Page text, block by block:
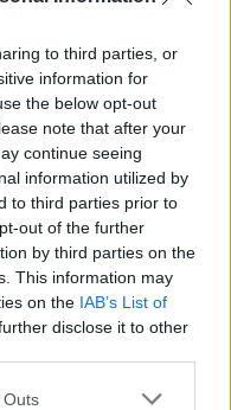
to third parties, or
information for
the below opt-out
note that after your
continue seeing
information utilized by
to third parties prior to
out of the further
by third parties on the
This information may
on the IAB’s List of
disclose it to other
Outs
Próximo artigo
JMJ. Um milhão de
hóstias produzidas e
prontas para distribuir